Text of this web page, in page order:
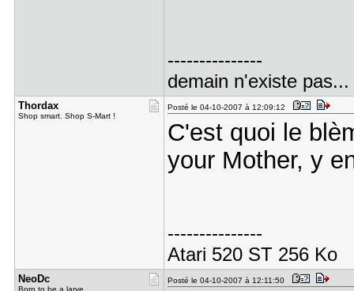
---------------
demain n'existe pas...
Thordax
Shop smart. Shop S-Mart !
Posté le 04-10-2007 à 12:09:12
C'est quoi le
your Mother, y
---------------
Atari 520 ST 256 Ko
NeoDc
Born to be a larve
Posté le 04-10-2007 à 12:11:50